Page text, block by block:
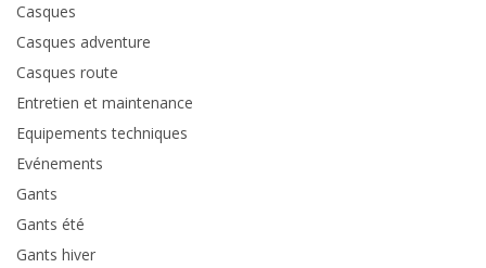
Casques
Casques adventure
Casques route
Entretien et maintenance
Equipements techniques
Evénements
Gants
Gants été
Gants hiver